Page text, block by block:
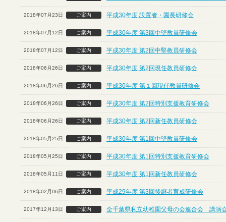
2018年07月23日 ご案内 平成30年度 設置者・園長研修会
2018年07月12日 ご案内 平成30年度 第3回中堅教員研修会
2018年07月12日 ご案内 平成30年度 第2回中堅教員研修会
2018年06月26日 ご案内 平成30年度 第2回現任教員研修会
2018年06月26日 ご案内 平成30年度 第１回現任教員研修会
2018年06月26日 ご案内 平成30年度 第2回特別支援教育研修会
2018年06月26日 ご案内 平成30年度 第2回新任教員研修会
2018年05月25日 ご案内 平成30年度 第1回中堅教員研修会
2018年05月25日 ご案内 平成30年度 第1回特別支援教育研修会
2018年05月11日 ご案内 平成30年度 第1回新任教員研修会
2018年02月06日 ご案内 平成29年度 第3回後継者育成研修会
2017年12月13日 ご案内 全千葉県私立幼稚園父母の会連合会 講演